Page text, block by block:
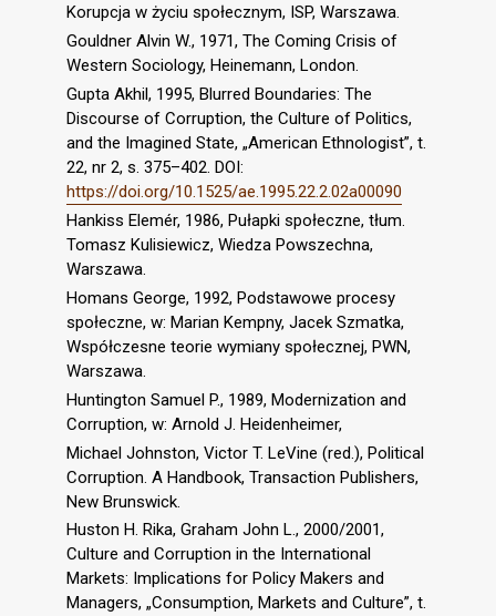
Korupcja w życiu społecznym, ISP, Warszawa.
Gouldner Alvin W., 1971, The Coming Crisis of
Western Sociology, Heinemann, London.
Gupta Akhil, 1995, Blurred Boundaries: The
Discourse of Corruption, the Culture of Politics,
and the Imagined State, „American Ethnologist”, t.
22, nr 2, s. 375–402. DOI:
https://doi.org/10.1525/ae.1995.22.2.02a00090
Hankiss Elemér, 1986, Pułapki społeczne, tłum.
Tomasz Kulisiewicz, Wiedza Powszechna,
Warszawa.
Homans George, 1992, Podstawowe procesy
społeczne, w: Marian Kempny, Jacek Szmatka,
Współczesne teorie wymiany społecznej, PWN,
Warszawa.
Huntington Samuel P., 1989, Modernization and
Corruption, w: Arnold J. Heidenheimer,
Michael Johnston, Victor T. LeVine (red.), Political
Corruption. A Handbook, Transaction Publishers,
New Brunswick.
Huston H. Rika, Graham John L., 2000/2001,
Culture and Corruption in the International
Markets: Implications for Policy Makers and
Managers, „Consumption, Markets and Culture”, t.